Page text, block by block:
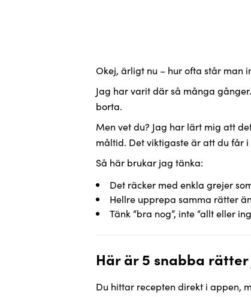
Okej, ärligt nu – hur ofta står man
Jag har varit där så många
borta.
Men vet du? Jag har lärt mig att
måltid. Det viktigaste är att du får
Så här brukar jag tänka:
Det räcker med enkla grejer
Hellre upprepa samma rätter
Tänk “bra nog”, inte “allt eller
Här är 5 snabba
Du hittar recepten direkt i appen,